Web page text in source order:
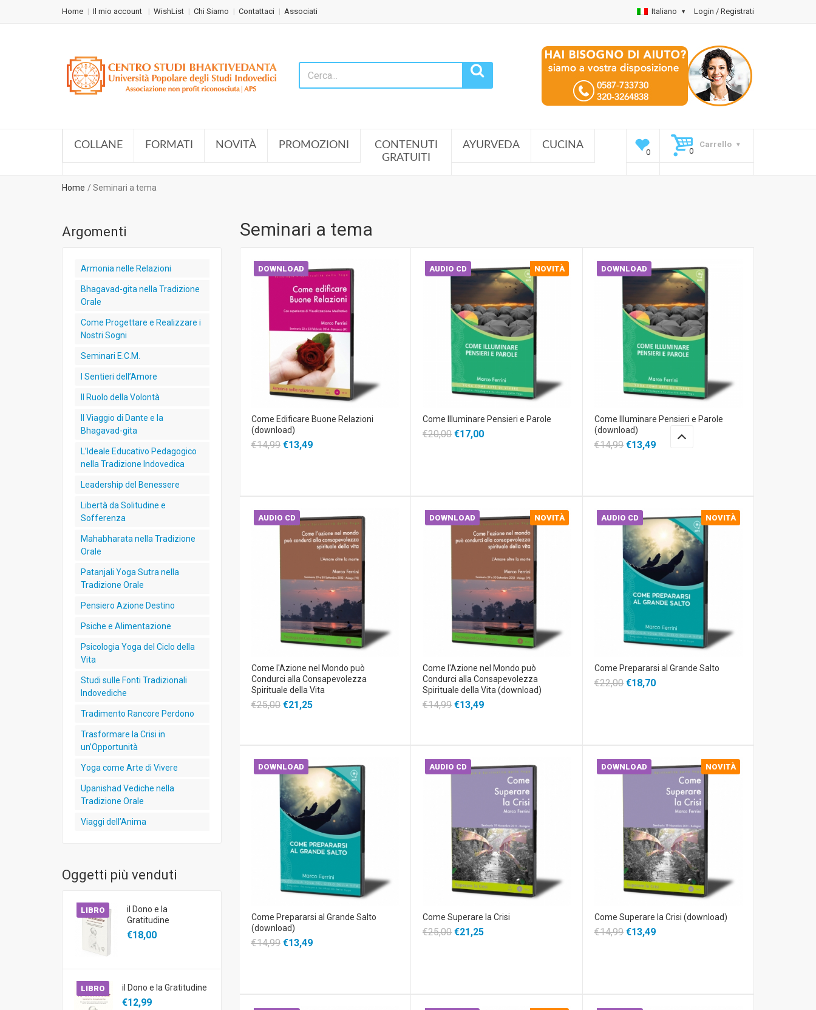
Home Il mio account WishList Chi Siamo Contattaci Associati Login / Registrati
Italiano
COLLANE FORMATI NOVITÀ PROMOZIONI
CONTENUTI
GRATUITI
AYURVEDA CUCINA Carrello
Home Seminari a tema
Argomenti
Armonia nelle Relazioni
Bhagavad-gita nella Tradizione
Orale
Come Progettare e Realizzare i
Nostri Sogni
Seminari E.C.M.
I Sentieri dell’Amore
Il Ruolo della Volontà
Il Viaggio di Dante e la
Bhagavad-gita
L’Ideale Educativo Pedagogico
nella Tradizione Indovedica
Leadership del Benessere
Libertà da Solitudine e
Sofferenza
Mahabharata nella Tradizione
Orale
Patanjali Yoga Sutra nella
Tradizione Orale
Pensiero Azione Destino
Psiche e Alimentazione
Psicologia Yoga del Ciclo della
Vita
Studi sulle Fonti Tradizionali
Indovediche
Tradimento Rancore Perdono
Trasformare la Crisi in
un’Opportunità
Yoga come Arte di Vivere
Upanishad Vediche nella
Tradizione Orale
Viaggi dell’Anima
Oggetti più venduti
LIBRO
il Dono e la
Gratitudine
€18,00
LIBRO il Dono e la Gratitudine
€12,99
Seminari a tema
DOWNLOAD
Come Edificare Buone Relazioni
(download)
€14,99 €13,49
AUDIO CD NOVITÀ
Come Illuminare Pensieri e Parole
€20,00 €17,00
DOWNLOAD
Come Illuminare Pensieri e Parole
(download)
€14,99 €13,49
AUDIO CD
Come l'Azione nel Mondo può
Condurci alla Consapevolezza
Spirituale della Vita
€25,00 €21,25
DOWNLOAD NOVITÀ
Come l'Azione nel Mondo può
Condurci alla Consapevolezza
Spirituale della Vita (download)
€14,99 €13,49
AUDIO CD NOVITÀ
Come Prepararsi al Grande Salto
€22,00 €18,70
DOWNLOAD
Come Prepararsi al Grande Salto
(download)
€14,99 €13,49
AUDIO CD
Come Superare la Crisi
€25,00 €21,25
DOWNLOAD NOVITÀ
Come Superare la Crisi (download)
€14,99 €13,49